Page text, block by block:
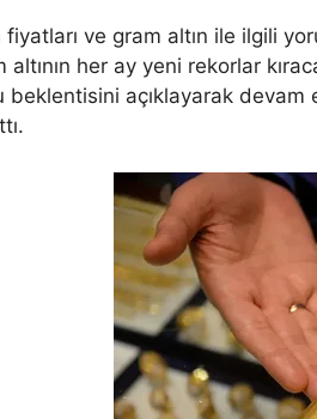
fiyatları ve gram altın ile ilgili
altının her ay yeni rekorlar
beklentisini açıklayarak devam